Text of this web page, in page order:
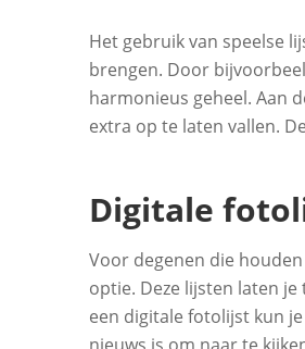
Het gebruik van speelse
brengen. Door
harmonieus geheel. Aan
extra op te laten vallen.
Digitale
Voor degenen die
optie. Deze lijsten laten
een digitale fotolijst kun